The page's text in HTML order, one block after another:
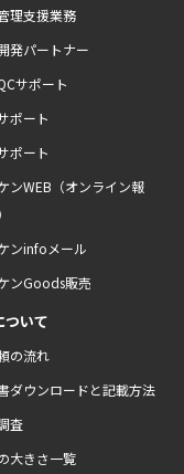
理支援業務
発パートナー
サポート
ポート
ポート
ンWEB（オンライン報
ンinfoメール
ンGoods販売
ついて
の流れ
ダウンロードと記載方法
査
大きさ一覧